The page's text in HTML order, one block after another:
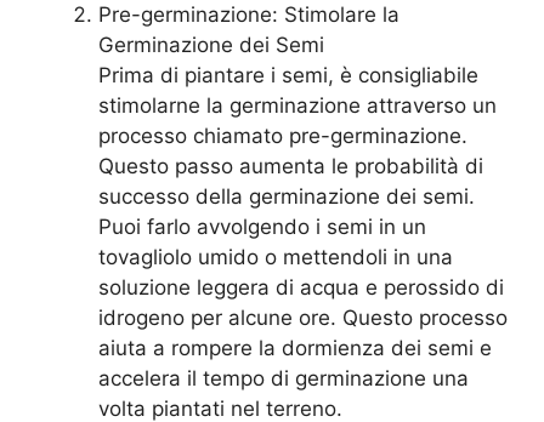
Pre-germinazione: Stimolare la
Germinazione dei Semi
Prima di piantare i semi, è consigliabile
stimolarne la germinazione attraverso un
processo chiamato pre-germinazione.
Questo passo aumenta le probabilità di
successo della germinazione dei semi.
Puoi farlo avvolgendo i semi in un
tovagliolo umido o mettendoli in una
soluzione leggera di acqua e perossido di
idrogeno per alcune ore. Questo processo
aiuta a rompere la dormienza dei semi e
accelera il tempo di germinazione una
volta piantati nel terreno.